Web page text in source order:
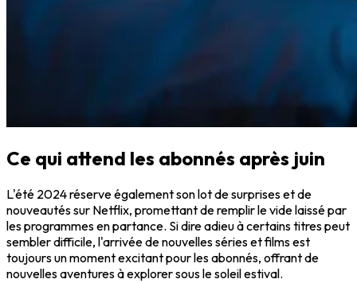
Ce qui attend les abonnés après juin
L'été 2024 réserve également son lot de surprises et de
nouveautés sur Netflix, promettant de remplir le vide laissé par
les programmes en partance. Si dire adieu à certains titres peut
sembler difficile, l'arrivée de nouvelles séries et films est
toujours un moment excitant pour les abonnés, offrant de
nouvelles aventures à explorer sous le soleil estival.